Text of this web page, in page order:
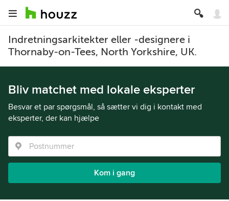
Indretningsarkitekter eller -designere i
Thornaby-on-Tees, North Yorkshire, UK.
Bliv matchet med lokale eksperter
Besvar et par spørgsmål, så sætter vi dig i kontakt med
eksperter, der kan hjælpe
Kom i gang